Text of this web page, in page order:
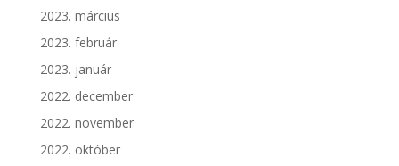
2023. március
2023. február
2023. január
2022. december
2022. november
2022. október